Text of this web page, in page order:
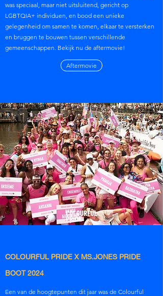
was speciaal, maar niet uitsluitend, gericht op
LGBTQIA+ individuen, en bood een unieke
gelegenheid om samen te komen, elkaar te versterken
en bruggen te bouwen tussen verschillende
gemeenschappen. Bekijk nu de aftermovie!
Aftermovie
COLOURFUL PRIDE X MS.JONES PRIDE
BOOT 2024
Een van de hoogtepunten dit jaar was de Colourful